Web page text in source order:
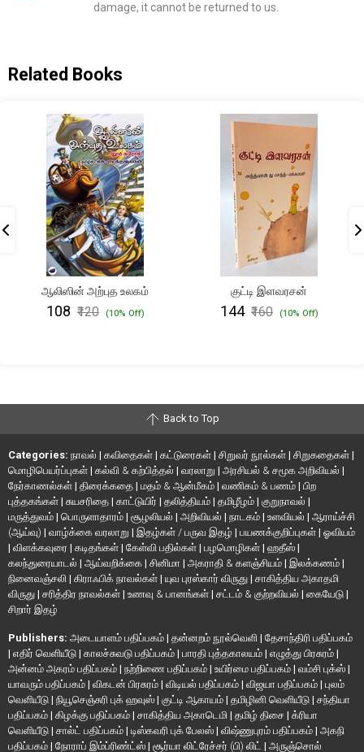
damage, it cannot be returned to us.
Related Books
ஆலிஸின் அற்புத உலகம்
₹108 ₹120 (10% Off)
குட்டி இளவரசன்
₹144 ₹160 (10% Off)
Back to Top
Categories: நாவல் | கவிதைகள் | கட்டுரைகள் | சிறுவர் நூல்கள் | சிறுகதைகள் |
மொழிபெயர்ப்புகள் | கல்வி & கற்பித்தல் | வரலாறு | அரசியல் & சமூக அறிவியல் |
நேர்காணல்கள் | திரைக்கதை | மதம் & ஆன்மீகம் | வணிகம் & பணம் | பிற
புத்தகங்கள் | சுயசரிதை | காட்டுயிர் | தலித்தியம் | தமிழீழம் | குறுநாவல் |
மருத்துவம் | பொருளாதாரம் | சூழலியல் | அறிவியல் | நாடகம் | உளவியல் | ஆராய்ச்சி
(ஆய்வு) | வாழ்க்கை வரலாறு | இதழ்கள் / பருவ இதழ் | பயணக்குறிப்புகள் | ஓவியம்
| விளக்கவுரை | கடிதங்கள் | கேள்வி பதில்கள் | பழமொழிகள் | ஹதீஸ் |
கலந்துரையாடல் | ஆய்வறிக்கை | சினிமா | அகராதி & களஞ்சியம் | இலக்கணம் |
நினைவஞ்சலி | கிராஃபிக் நாவல்கள் | யுவ புரஸ்கார் விருது | சாகித்திய அகாதமி
விருது | சரித்திர நாவல்கள் | உணவு & பானங்கள் | சட்டம் & குற்றவியல் | கையேடு |
சிறார் இதழ்
Publishers: அடையாளம் பதிப்பகம் | தன்னறம் நூல்வெளி | தேசாந்திரி பதிப்பகம்
| எதிர் வெளியீடு | காலச்சுவடு பதிப்பகம் | பாரதி புத்தகாலயம் | எழுத்து பிரசுரம் |
அன்னம் அகரம் பதிப்பகம் | நற்றிணை பதிப்பகம் | உயிர்மை பதிப்பகம் | வம்சி புக்ஸ் |
யாவரும் பதிப்பகம் | விகடன் பிரசுரம் | விடியல் பதிப்பகம் | விஜயா பதிப்பகம் | புலம்
வெளியீடு | நியூசெஞ்சுரி புக் ஹவுஸ் | குட்டி ஆகாயம் | தமிழினி வெளியீடு | சந்தியா
பதிப்பகம் | கிழக்கு பதிப்பகம் | சாகித்திய அகாடெமி | தமிழ் திசை | க்ரியா
வெளியீடு | சால்ட் பதிப்பகம் | டிஸ்கவரி புக் பேலஸ் | விஷ்ணுபுரம் பதிப்பகம் | அகநி
பதிப்பகம் | நோராப் இம்ப்ரிண்ட்ஸ் | சூர்யா லிட்ரேச்சர் (பி) லிட் | அருஞ்சொல்